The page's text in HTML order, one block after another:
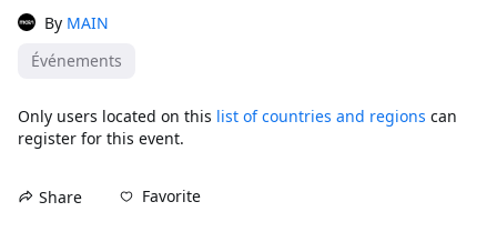
By MAIN
Événements
Only users located on this list of countries and regions can
register for this event.
Share Favorite